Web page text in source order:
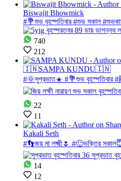
Biswajit Bhowmick
#💐শুভ বৃহস্পতিবার #শুভ সকাল
740
212
🇮🇳SAMPA KUNDU🇮🇳
#🌞সুপ্রভাত☀️ #💐শুভ বৃহস্পতিবার
22
11
Kakali Seth
#👣জয় মা লক্ষ্মী🌷 #🙂ভক্তির
14
12